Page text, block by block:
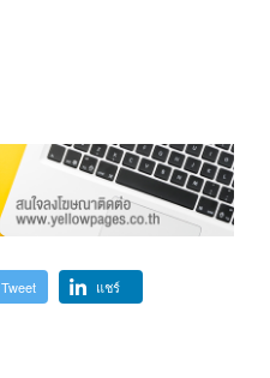
Tweet แชร์